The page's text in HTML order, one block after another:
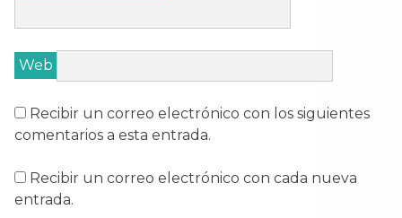
Web
Recibir un correo electrónico con los siguientes
comentarios a esta entrada.
Recibir un correo electrónico con cada nueva
entrada.